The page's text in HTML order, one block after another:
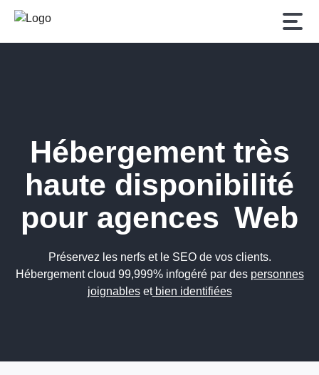
Hébergement très
haute disponibilité
pour agences Web
Préservez les nerfs et le SEO de vos clients.
Hébergement cloud 99,999% infogéré par des personnes
joignablesetbien identifiées